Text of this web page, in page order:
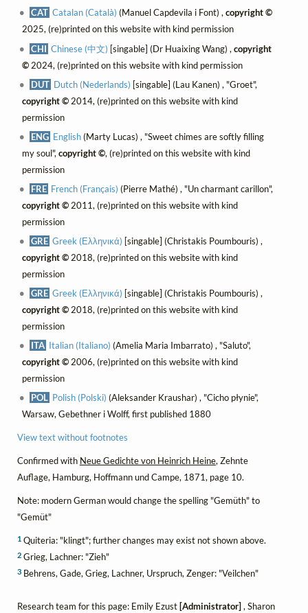
CAT Catalan (Català) (Manuel Capdevila i Font) ,copyright ©
2025, (re)printed on this website with kind permission
CHI Chinese (中文) [singable] (Dr Huaixing Wang) ,copyright
©2024, (re)printed on this website with kind permission
DUT Dutch (Nederlands) [singable] (Lau Kanen) , "Groet",
copyright ©2014, (re)printed on this website with kind
permission
ENG English(Marty Lucas) , "Sweet chimes are softly filling
my soul", copyright ©, (re)printed on this website with kind
permission
FRE French (Français) (Pierre Mathé) , "Un charmant carillon",
copyright ©2011, (re)printed on this website with kind
permission
GRE Greek (Ελληνικά) [singable] (Christakis Poumbouris) ,
copyright ©2018, (re)printed on this website with kind
permission
GRE Greek (Ελληνικά) [singable] (Christakis Poumbouris) ,
copyright ©2018, (re)printed on this website with kind
permission
ITA Italian (Italiano) (Amelia Maria Imbarrato) , "Saluto",
copyright ©2006, (re)printed on this website with kind
permission
POL Polish (Polski) (Aleksander Kraushar) , "Cicho płynie",
Warsaw, Gebethner i Wolff, first published 1880
View text without footnotes
Confirmed with Neue Gedichte von Heinrich Heine, Zehnte
Auflage, Hamburg, Hoffmann und Campe, 1871, page 10.
Note: modern German would change the spelling "Gemüth" to
"Gemüt"
1Quiteria: "klingt"; further changes may exist not shown above.
2Grieg, Lachner: "Zieh"
3Behrens, Gade, Grieg, Lachner, Urspruch, Zenger: "Veilchen"
Research team for this page: Emily Ezust [Administrator] , Sharon